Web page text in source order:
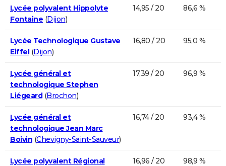
Lycée polyvalent Hippolyte
Fontaine (Dijon)
14,95 / 20 86,6 %
Lycée Technologique Gustave
Eiffel(Dijon)
16,80 / 20 95,0 %
Lycée général et
technologique Stephen
Liégeard(Brochon)
17,39 / 20 96,9 %
Lycée général et
technologique Jean Marc
Boivin (Chevigny-Saint-Sauveur)
16,74 / 20 93,4 %
Lycée polyvalent Régional
16,96 / 20 98,9 %